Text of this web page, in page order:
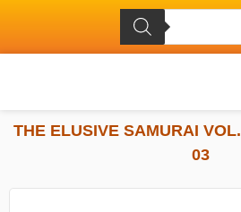
/ THE ELUSIVE SAMURAI VOL.
03